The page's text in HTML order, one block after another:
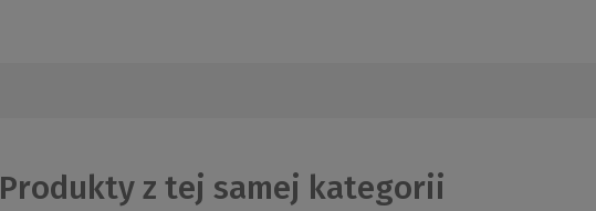
Produkty z tej samej kategorii